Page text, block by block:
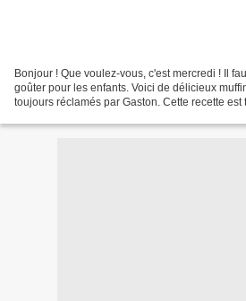
Bonjour ! Que voulez-vous, c'est mercredi ! Il
goûter pour les enfants. Voici de délicieux
toujours réclamés par Gaston. Cette recette